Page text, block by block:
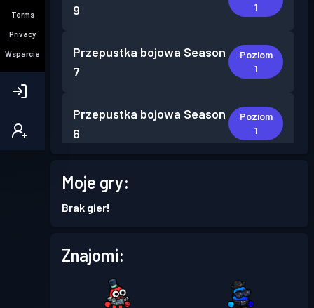
Terms
Privacy
Wsparcie
9
1
Przepustka bojowa Season
7
Poziom
1
Przepustka bojowa Season
6
Poziom
1
Przepustka bojowa
4
Przepustka bojowa
Poziom
Moje gry:
Brak gier!
Znajomi: